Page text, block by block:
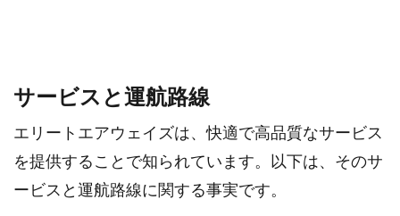
サービスと運航路線
エリートエアウェイズは、快適で高品質なサービス
を提供することで知られています。以下は、そのサ
ービスと運航路線に関する事実です。